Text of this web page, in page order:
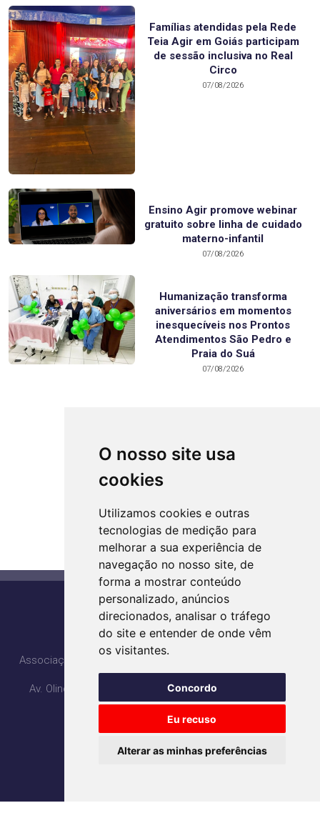
O nosso site usa
cookies
Utilizamos cookies e outras
tecnologias de medição para
melhorar a sua experiência de
navegação no nosso site, de
forma a mostrar conteúdo
personalizado, anúncios
direcionados, analisar o tráfego
do site e entender de onde vêm
os visitantes.
Concordo
Eu recuso
Alterar as minhas preferências
Famílias atendidas pela Rede
Teia Agir em Goiás participam
de sessão inclusiva no Real
Circo
07/08/2026
Ensino Agir promove webinar
gratuito sobre linha de cuidado
materno-infantil
07/08/2026
Humanização transforma
aniversários em momentos
inesquecíveis nos Prontos
Atendimentos São Pedro e
Praia do Suá
07/08/2026
CONTATO
Associação de Gestão, Inovação e Resultados em Saúde
Av. Olinda com Av. PL3, Qd. H4 Lt 1, 2, 3 - Ed. Lozandes
Corporate Design - 20° Andar
Parque Lozandes - Goiânia/GO